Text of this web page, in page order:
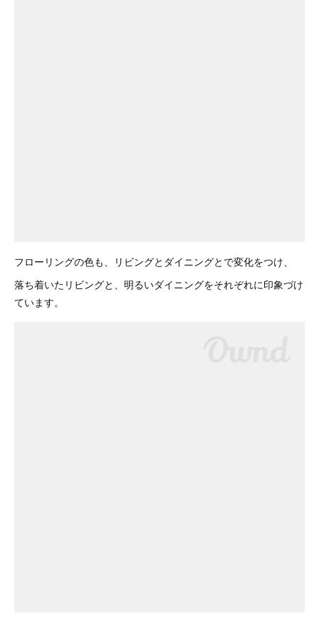
フローリングの色も、リビングとダイニングとで変化をつけ、
落ち着いたリビングと、明るいダイニングをそれぞれに印象づけ
ています。